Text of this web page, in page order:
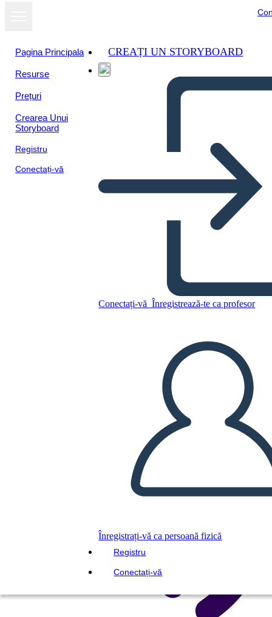
Pagina Principala
Resurse
Prețuri
Crearea Unui
Storyboard
Registru
Conectați-vă
CREAȚI UN STORYBOARD
Conectați-vă Înregistrează-te ca profesor
Înregistrați-vă ca persoană fizică
Registru
Conectați-vă
Copiați acest Storyboard
REDAȚI PREZENTAREA DE DIAPOZITIVE
CITESTE-MI
Vizualizați ca
prezentare de